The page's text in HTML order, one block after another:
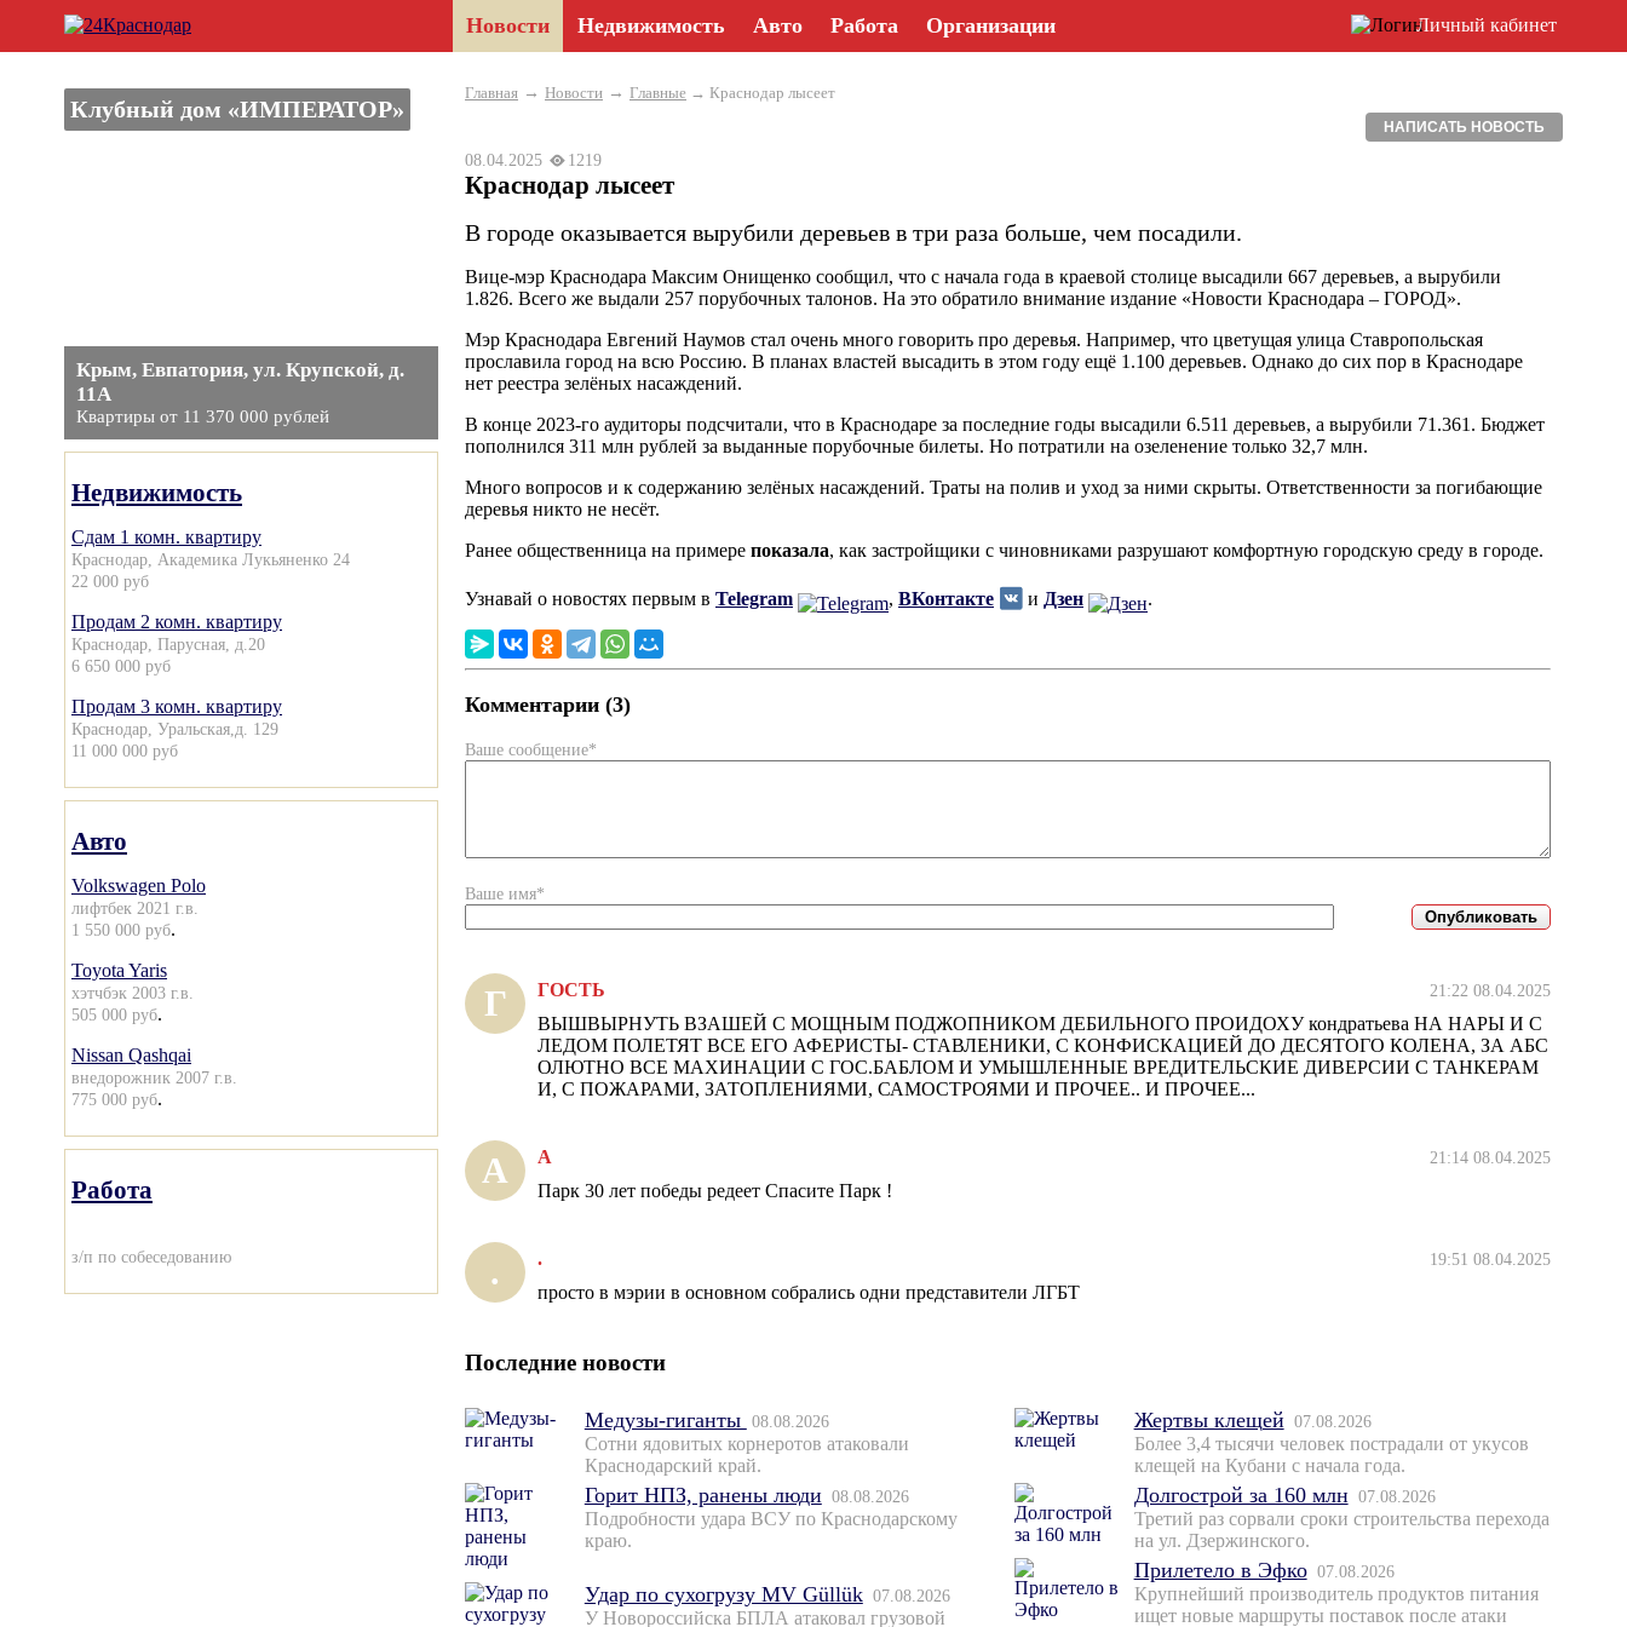
Новости Недвижимость Авто Работа Организации Личный кабинет
Клубный дом «ИМПЕРАТОР»
Крым, Евпатория, ул. Крупской, д.
11А
Квартиры от 11 370 000 рублей
Недвижимость
Сдам 1 комн. квартиру
Краснодар, Академика Лукьяненко 24
22 000 руб
Продам 2 комн. квартиру
Краснодар, Парусная, д.20
6 650 000 руб
Продам 3 комн. квартиру
Краснодар, Уральская,д. 129
11 000 000 руб
Авто
Volkswagen Polo
лифтбек 2021 г.в.
1 550 000 руб.
Toyota Yaris
хэтчбэк 2003 г.в.
505 000 руб.
Nissan Qashqai
внедорожник 2007 г.в.
775 000 руб.
Работа
з/п по собеседованию
Главная → Новости → Главные → Краснодар лысеет
НАПИСАТЬ НОВОСТЬ
08.04.2025 1219
Краснодар лысеет
В городе оказывается вырубили деревьев в три раза больше, чем посадили.
Вице-мэр Краснодара Максим Онищенко сообщил, что с начала года в краевой столице высадили 667 деревьев, а вырубили
1.826. Всего же выдали 257 порубочных талонов. На это обратило внимание издание «Новости Краснодара – ГОРОД».
Мэр Краснодара Евгений Наумов стал очень много говорить про деревья. Например, что цветущая улица Ставропольская
прославила город на всю Россию. В планах властей высадить в этом году ещё 1.100 деревьев. Однако до сих пор в Краснодаре
нет реестра зелёных насаждений.
В конце 2023-го аудиторы подсчитали, что в Краснодаре за последние годы высадили 6.511 деревьев, а вырубили 71.361. Бюджет
пополнился 311 млн рублей за выданные порубочные билеты. Но потратили на озеленение только 32,7 млн.
Много вопросов и к содержанию зелёных насаждений. Траты на полив и уход за ними скрыты. Ответственности за погибающие
деревья никто не несёт.
Ранее общественница на примере показала, как застройщики с чиновниками разрушают комфортную городскую среду в городе.
Узнавай о новостях первым в Telegram , ВКонтакте и Дзен .
Комментарии (3)
Ваше сообщение*
Ваше имя*
Г ГОСТЬ 21:22 08.04.2025
ВЫШВЫРНУТЬ ВЗАШЕЙ С МОЩНЫМ ПОДЖОПНИКОМ ДЕБИЛЬНОГО ПРОИДОХУ кондратьева НА НАРЫ И С
ЛЕДОМ ПОЛЕТЯТ ВСЕ ЕГО АФЕРИСТЫ- СТАВЛЕНИКИ, С КОНФИСКАЦИЕЙ ДО ДЕСЯТОГО КОЛЕНА, ЗА АБС
ОЛЮТНО ВСЕ МАХИНАЦИИ С ГОС.БАБЛОМ И УМЫШЛЕННЫЕ ВРЕДИТЕЛЬСКИЕ ДИВЕРСИИ С ТАНКЕРАМ
И, С ПОЖАРАМИ, ЗАТОПЛЕНИЯМИ, САМОСТРОЯМИ И ПРОЧЕЕ.. И ПРОЧЕЕ...
А А 21:14 08.04.2025
Парк 30 лет победы редеет Спасите Парк !
. . 19:51 08.04.2025
просто в мэрии в основном собрались одни представители ЛГБТ
Последние новости
Медузы-гиганты 08.08.2026
Сотни ядовитых корнеротов атаковали
Краснодарский край.
Горит НПЗ, ранены люди 08.08.2026
Подробности удара ВСУ по Краснодарскому
краю.
Удар по сухогрузу MV Güllük 07.08.2026
У Новороссийска БПЛА атаковал грузовой
Жертвы клещей 07.08.2026
Более 3,4 тысячи человек пострадали от укусов
клещей на Кубани с начала года.
Долгострой за 160 млн 07.08.2026
Третий раз сорвали сроки строительства перехода
на ул. Дзержинского.
Прилетело в Эфко 07.08.2026
Крупнейший производитель продуктов питания
ищет новые маршруты поставок после атаки